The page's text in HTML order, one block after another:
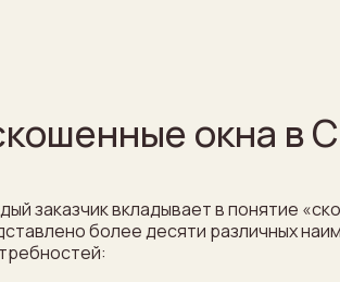
окна в
заказчик вкладывает в понятие
более десяти различных